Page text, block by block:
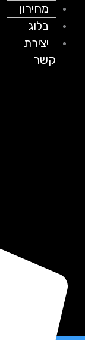
מחירון
בלוג
יצירת
קשר